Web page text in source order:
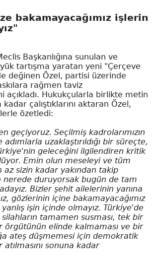
bakamayacağımız işlerin
Başkanlığına sunulan ve
tartışma yaratan yeni "Çerçeve
değinen Özel, partisi üzerinde
rağmen taviz
açıkladı. Hukukçularla birlikte metin
çalıştıklarını aktaran Özel,
özetledi:
geçiyoruz. Seçilmiş kadrolarımızın
uzaklaştırıldığı bir süreçte,
geleceğini ilgilendiren kritik
Emin olun meseleyi ve tüm
az sizin kadar yakından takip
nerede duruyorsak bugün de tam
Bizler şehit ailelerinin yanına
gözlerinin içine bakamayacağımız
işin içinde olmayız. Türkiye'de
tamamen susması, tek bir
örgütünün elinde kalmaması ve bir
ateş düşmemesi için demokratik
sonuna kadar